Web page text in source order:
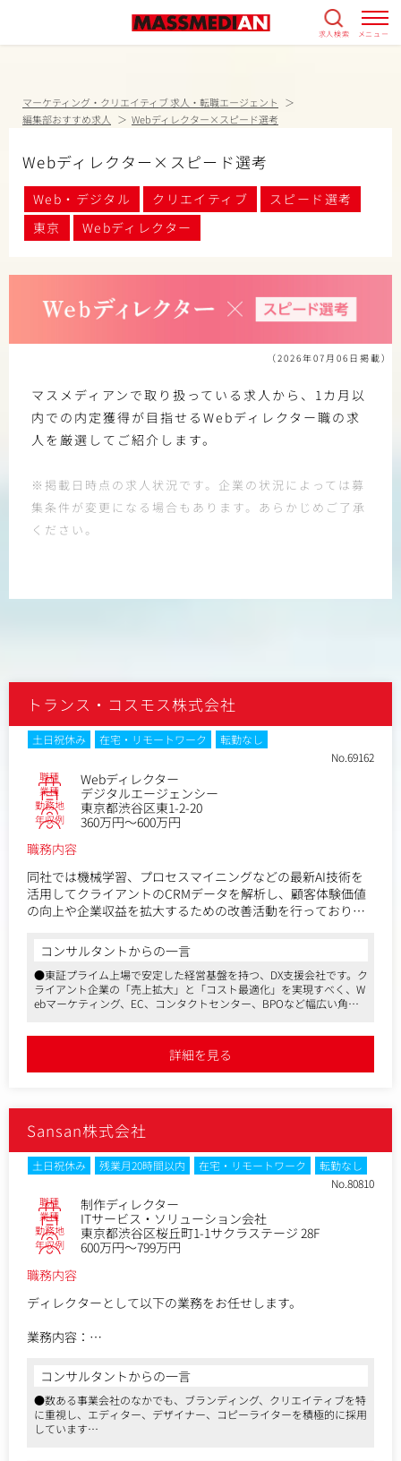
求人検索 メニュー
マーケティング・クリエイティブ 求人・転職エージェント
編集部おすすめ求人
Webディレクター×スピード選考
Webディレクター×スピード選考
Web・デジタル クリエイティブ
スピード選考
東京
Webディレクター
（2026年07月06日掲載）
マスメディアンで取り扱っている求人から、1カ月以
内での内定獲得が目指せるWebディレクター職の求
人を厳選してご紹介します。
※掲載日時点の求人状況です。企業の状況によっては募
集条件が変更になる場合もあります。あらかじめご了承
ください。
トランス・コスモス株式会社
土日祝休み 在宅・リモートワーク
転勤なし
No.69162
職種 Webディレクター
業種 デジタルエージェンシー
勤務地 東京都渋谷区東1-2-20
年収例
360万円～600万円
職務内容
同社では機械学習、プロセスマイニングなどの最新AI技術を
活用してクライアントのCRMデータを解析し、顧客体験価値
の向上や企業収益を拡大するための改善活動を行っておりま
し、最新の分析スキルと課題発見・提案能力を伸ばすことが
できる職種です。
入社後は分析を行う部分だけでなく、分析結果をクライアン
トへ報告する部分も担当いただき、
将来的にはクライアントとのコミュニケーション窓口として
入社初日はオフィスへ出社となりますが、その後は基本在宅
・CRMデータを対象としたSQLでの分析、Pythonを使った機
械学習モデルの構築
・分析アウトプットの作成、お客様への報告
※業務内容の変更範囲：当社業務全般
【入社後】
・合計50時間以上の課題設定、機械学習の専門研修を実施い
たします。
・チーム配属後はアナリストとして既存案件のOJTで半年程度
実務経験を積みながらスキルを習得いただきます。
・様々な業界のCRMデータを分析することができ、幅広い課
題に対応出来るデータサイエンティストとして成長できま
す。
・最新の機械学習モデル構築（Amazon SageMaker）、SQL
（SnowFlake）の実務活用ノウハウを習得できます。
コンサルタントからの一言
●東証プライム上場で安定した経営基盤を持つ、DX支援会社です。ク
ライアント企業の「売上拡大」と「コスト最適化」を実現すべく、W
ebマーケティング、EC、コンタクトセンター、BPOなど幅広い角度
ョナルクライアントとの取引が多数です
●平均残業時間は20～30h。福利厚生も整っており、育休・産休から
の復職率はなんと96 ％。ワークライフバランスを保ちながら、長く
詳細を見る
Sansan株式会社
土日祝休み 残業月20時間以内 在宅・リモートワーク
転勤なし
No.80810
職種 制作ディレクター
業種 ITサービス・ソリューション会社
勤務地 東京都渋谷区桜丘町1-1サクラステージ 28F
年収例
600万円～799万円
職務内容
ディレクターとして以下の業務をお任せします。
業務内容：
-各種施策の企画と実行
-社内外への効果的な情報発信
-施策の効果測定とPDCA推進
・クリエイティブ制作と進行管理：
-コーポレート、採用、プロダクト関連の制作物ディレクショ
コンサルタントからの一言
●数ある事業会社のなかでも、ブランディング、クリエイティブを特
に重視し、エディター、デザイナー、コピーライターを積極的に採用
しています